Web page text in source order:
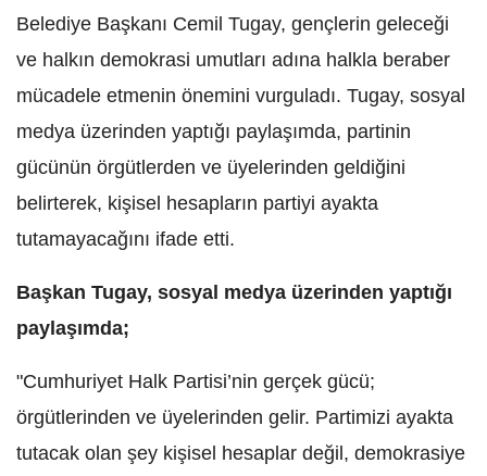
Belediye Başkanı Cemil Tugay, gençlerin geleceği
ve halkın demokrasi umutları adına halkla beraber
mücadele etmenin önemini vurguladı. Tugay, sosyal
medya üzerinden yaptığı paylaşımda, partinin
gücünün örgütlerden ve üyelerinden geldiğini
belirterek, kişisel hesapların partiyi ayakta
tutamayacağını ifade etti.
Başkan Tugay, sosyal medya üzerinden yaptığı
paylaşımda;
"Cumhuriyet Halk Partisi’nin gerçek gücü;
örgütlerinden ve üyelerinden gelir. Partimizi ayakta
tutacak olan şey kişisel hesaplar değil, demokrasiye